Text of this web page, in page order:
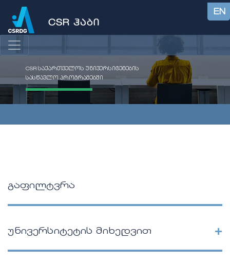
EN
CSR საქართველოს უნივერსიტეტების
სასწავლო პროგრამებში
გაფილტვრა
უნივერსიტეტის მიხედვით +